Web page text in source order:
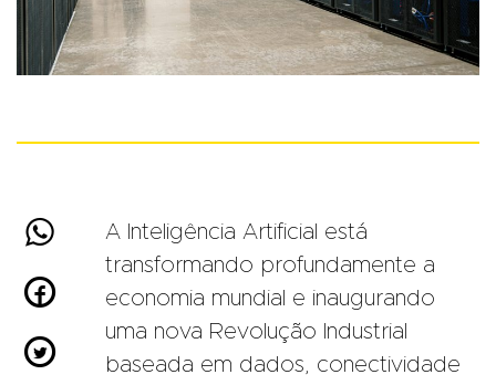



A Inteligência Artificial está
transformando profundamente a
economia mundial e inaugurando
uma nova Revolução Industrial
baseada em dados, conectividade